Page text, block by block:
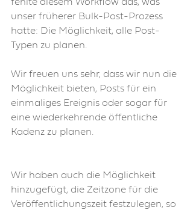
fehlte diesem Workflow das, was
unser früherer Bulk-Post-Prozess
hatte: Die Möglichkeit, alle Post-
Typen zu planen.
Wir freuen uns sehr, dass wir nun die
Möglichkeit bieten, Posts für ein
einmaliges Ereignis oder sogar für
eine wiederkehrende öffentliche
Kadenz zu planen.
Wir haben auch die Möglichkeit
hinzugefügt, die Zeitzone für die
Veröffentlichungszeit festzulegen, so